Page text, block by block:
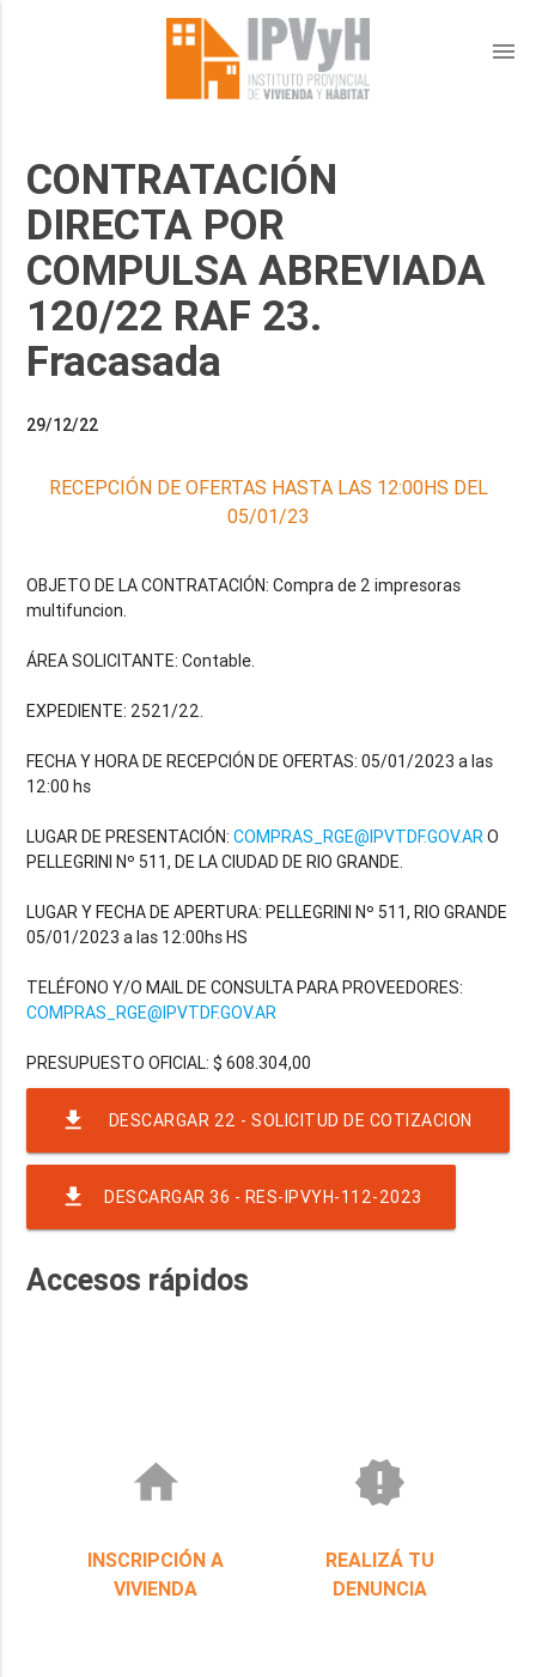
menu
CONTRATACIÓN
DIRECTA POR
COMPULSA ABREVIADA
120/22 RAF 23.
Fracasada
29/12/22
RECEPCIÓN DE OFERTAS HASTA LAS 12:00HS DEL
05/01/23
OBJETO DE LA CONTRATACIÓN: Compra de 2 impresoras
multifuncion.
ÁREA SOLICITANTE: Contable.
EXPEDIENTE: 2521/22.
FECHA Y HORA DE RECEPCIÓN DE OFERTAS: 05/01/2023 a las
12:00 hs
LUGAR DE PRESENTACIÓN:COMPRAS_RGE@IPVTDF.GOV.ARO
PELLEGRINI Nº 511, DE LA CIUDAD DE RIO GRANDE.
LUGAR Y FECHA DE APERTURA: PELLEGRINI Nº 511, RIO GRANDE
05/01/2023 a las 12:00hs HS
TELÉFONO Y/O MAIL DE CONSULTA PARA PROVEEDORES:
COMPRAS_RGE@IPVTDF.GOV.AR
file_download DESCARGAR 22 - SOLICITUD DE COTIZACION
CD 120-22 CF
file_download DESCARGAR 36 - RES-IPVYH-112-2023
Accesos rápidos
home
INSCRIPCIÓN A
VIVIENDA
new_releases
REALIZÁ TU
DENUNCIA